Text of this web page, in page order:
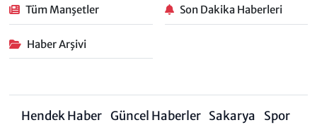
Tüm Manşetler Son Dakika Haberleri
Haber Arşivi
Hendek Haber Güncel Haberler Sakarya
Spor